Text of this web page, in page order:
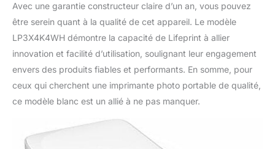
cartonné couleur 54 pcs.
Avec une garantie constructeur claire d’un an, vous pouvez
être serein quant à la qualité de cet appareil. Le modèle
LP3X4K4WH démontre la capacité de Lifeprint à allier
innovation et facilité d’utilisation, soulignant leur engagement
envers des produits fiables et performants. En somme, pour
ceux qui cherchent une imprimante photo portable de qualité,
ce modèle blanc est un allié à ne pas manquer.